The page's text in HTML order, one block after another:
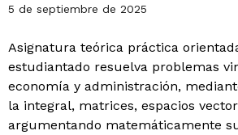
5 de septiembre de 2025
Asignatura teórica práctica
estudiantado resuelva problemas
economía y administración,
la integral, matrices, espacios
argumentando matemáticamente